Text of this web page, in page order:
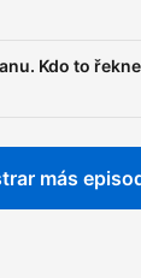
Kdo to
más